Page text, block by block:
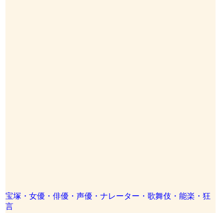
宝塚・女優・俳優・声優・ナレーター・歌舞伎・能楽・狂
言